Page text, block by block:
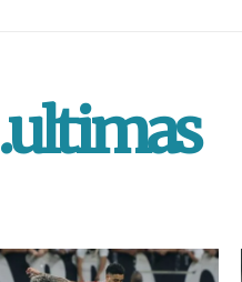
.ultimas